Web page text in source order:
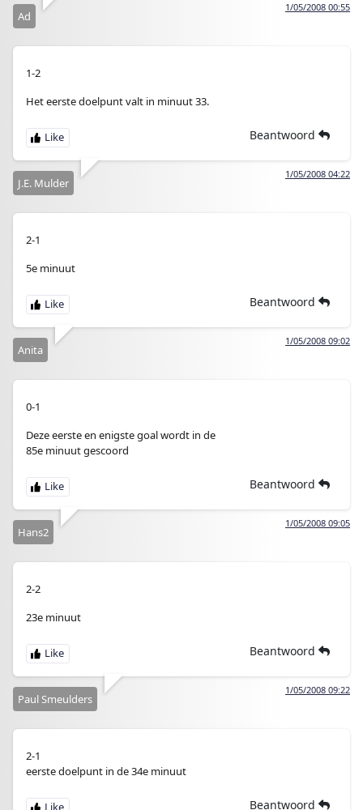
1/05/2008 00:55
Ad
1-2
Het eerste doelpunt valt in minuut 33.
Beantwoord
1/05/2008 04:22
J.E. Mulder
2-1
5e minuut
Beantwoord
1/05/2008 09:02
Anita
0-1
Deze eerste en enigste goal wordt in de
85e minuut gescoord
Beantwoord
1/05/2008 09:05
Hans2
2-2
23e minuut
Beantwoord
1/05/2008 09:22
Paul Smeulders
2-1
eerste doelpunt in de 34e minuut
Beantwoord